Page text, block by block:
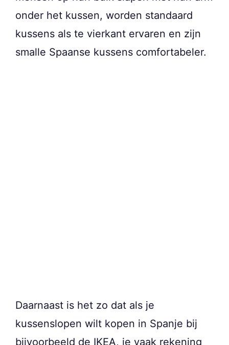
onder het kussen, worden standaard
kussens als te vierkant ervaren en zijn
smalle Spaanse kussens comfortabeler.
Daarnaast is het zo dat als je
kussenslopen wilt kopen in Spanje bij
bijvoorbeeld de IKEA, je vaak rekening